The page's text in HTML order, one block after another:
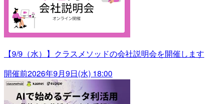
【9/9（水）】クラスメソッドの会社説明会を開催します
開催前2026年9月9日(水) 18:00